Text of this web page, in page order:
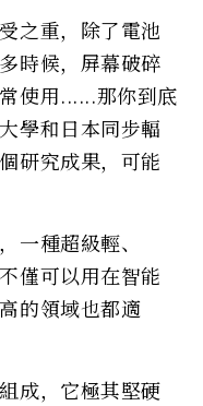
之重，除了電池
時候，屏幕破碎
使用......那你到底
學和日本同步輻
研究成果，可能
一種超級輕、
僅可以用在智能
的領域也都適
成，它極其堅硬